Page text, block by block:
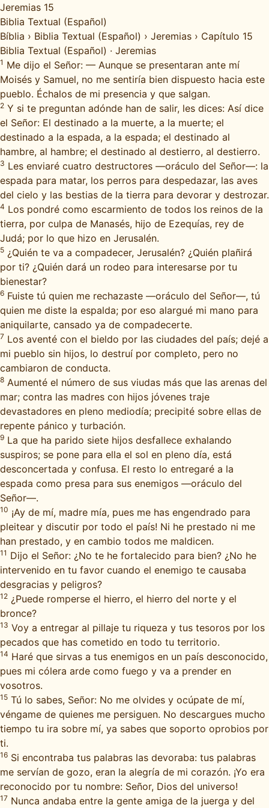
Jeremias 15
Biblia Textual (Español)
Bíblia › Biblia Textual (Español) › Jeremias › Capítulo 15
Biblia Textual (Español) · Jeremias
1 Me dijo el Señor: — Aunque se presentaran ante mí
Moisés y Samuel, no me sentiría bien dispuesto hacia este
pueblo. Échalos de mi presencia y que salgan.
2 Y si te preguntan adónde han de salir, les dices: Así dice
el Señor: El destinado a la muerte, a la muerte; el
destinado a la espada, a la espada; el destinado al
hambre, al hambre; el destinado al destierro, al destierro.
3 Les enviaré cuatro destructores —oráculo del Señor—: la
espada para matar, los perros para despedazar, las aves
del cielo y las bestias de la tierra para devorar y destrozar.
4 Los pondré como escarmiento de todos los reinos de la
tierra, por culpa de Manasés, hijo de Ezequías, rey de
Judá; por lo que hizo en Jerusalén.
5 ¿Quién te va a compadecer, Jerusalén? ¿Quién plañirá
por ti? ¿Quién dará un rodeo para interesarse por tu
bienestar?
6 Fuiste tú quien me rechazaste —oráculo del Señor—, tú
quien me diste la espalda; por eso alargué mi mano para
aniquilarte, cansado ya de compadecerte.
7 Los aventé con el bieldo por las ciudades del país; dejé a
mi pueblo sin hijos, lo destruí por completo, pero no
cambiaron de conducta.
8 Aumenté el número de sus viudas más que las arenas del
mar; contra las madres con hijos jóvenes traje
devastadores en pleno mediodía; precipité sobre ellas de
repente pánico y turbación.
9 La que ha parido siete hijos desfallece exhalando
suspiros; se pone para ella el sol en pleno día, está
desconcertada y confusa. El resto lo entregaré a la
espada como presa para sus enemigos —oráculo del
Señor—.
10 ¡Ay de mí, madre mía, pues me has engendrado para
pleitear y discutir por todo el país! Ni he prestado ni me
han prestado, y en cambio todos me maldicen.
11 Dijo el Señor: ¿No te he fortalecido para bien? ¿No he
intervenido en tu favor cuando el enemigo te causaba
desgracias y peligros?
12 ¿Puede romperse el hierro, el hierro del norte y el
bronce?
13 Voy a entregar al pillaje tu riqueza y tus tesoros por los
pecados que has cometido en todo tu territorio.
14 Haré que sirvas a tus enemigos en un país desconocido,
pues mi cólera arde como fuego y va a prender en
vosotros.
15 Tú lo sabes, Señor: No me olvides y ocúpate de mí,
véngame de quienes me persiguen. No descargues mucho
tiempo tu ira sobre mí, ya sabes que soporto oprobios por
ti.
16 Si encontraba tus palabras las devoraba: tus palabras
me servían de gozo, eran la alegría de mi corazón. ¡Yo era
reconocido por tu nombre: Señor, Dios del universo!
17 Nunca andaba entre la gente amiga de la juerga y del